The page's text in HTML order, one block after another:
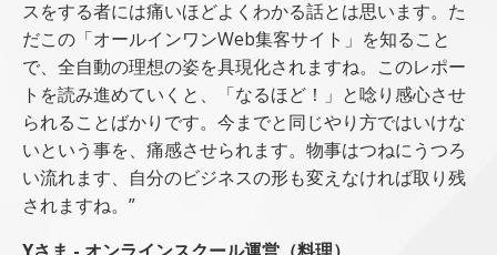
スをする者には痛いほどよくわかる話とは思います。た
だこの「オールインワンWeb集客サイト」を知ること
で、全自動の理想の姿を具現化されますね。このレポー
トを読み進めていくと、「なるほど！」と唸り感心させ
られることばかりです。今までと同じやり方ではいけな
いという事を、痛感させられます。物事はつねにうつろ
い流れます、自分のビジネスの形も変えなければ取り残
されますね。”